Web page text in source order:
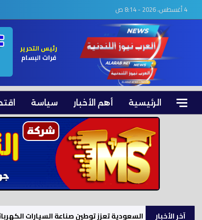
4 أغسطس، 2026 - 8:14 ص
رئيس التحرير
فرات البسام
الرئيسية أهم الأخبار سياسة
آخر الأخبار السعودية تعزز توطين صناعة السيارات الكهربائية